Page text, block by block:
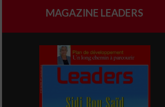
MAGAZINE LEADERS